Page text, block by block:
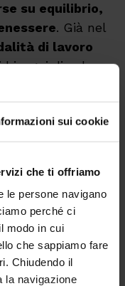
sui cookie
che ti offriamo
le persone navigano
perché ci
modo in cui
che sappiamo fare
Chiudendo il
la navigazione
su equilibrio,
. Già nel
di lavoro
di coloro
una
personale:
di
smart working
, abbiamo
la sede
il